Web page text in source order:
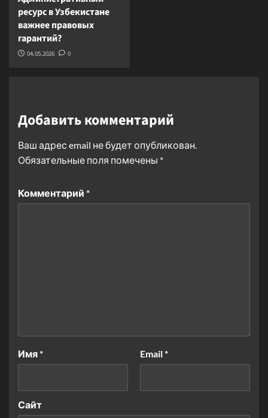
ресурс в Узбекистане
важнее правовых
гарантий?
04.05.2026 0
Добавить комментарий
Ваш адрес email не будет опубликован.
Обязательные поля помечены *
Комментарий *
Имя* Email*
Сайт